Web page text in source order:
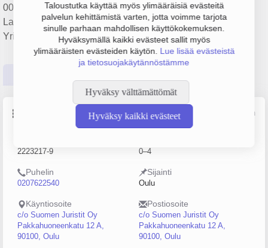
Taloustutka käyttää myös ylimääräisiä evästeitä
palvelun kehittämistä varten, jotta voimme tarjota
sinulle parhaan mahdollisen käyttökokemuksen.
Hyväksymällä kaikki evästeet sallit myös
ylimääräisten evästeiden käytön. Lue lisää evästeistä
ja tietosuojakäytännöstämme
Hyväksy välttämättömät
Hyväksy kaikki evästeet
000 € ja henkilöstömäärä 2. Sen päätoimiala on
Lakiasiaintoimistot, perustamisvuosi 2008 ja sijainti Oulu.
Yrityksen yhtiömuoto Osakeyhtiö (OY).
Lähde: YTJ, PRH, Traficom
2223217-9 0–4
Puhelin
0207622540
Sijainti
Oulu
Käyntiosoite
c/o Suomen Juristit Oy
Pakkahuoneenkatu 12 A,
90100, Oulu
Postiosoite
c/o Suomen Juristit Oy
Pakkahuoneenkatu 12 A,
90100, Oulu